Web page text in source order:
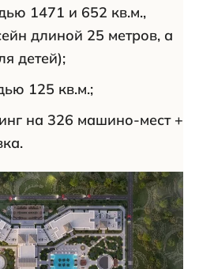
1471 и 652 кв.м.,
длиной 25 метров, а
детей);
125 кв.м.;
на 326 машино-мест +